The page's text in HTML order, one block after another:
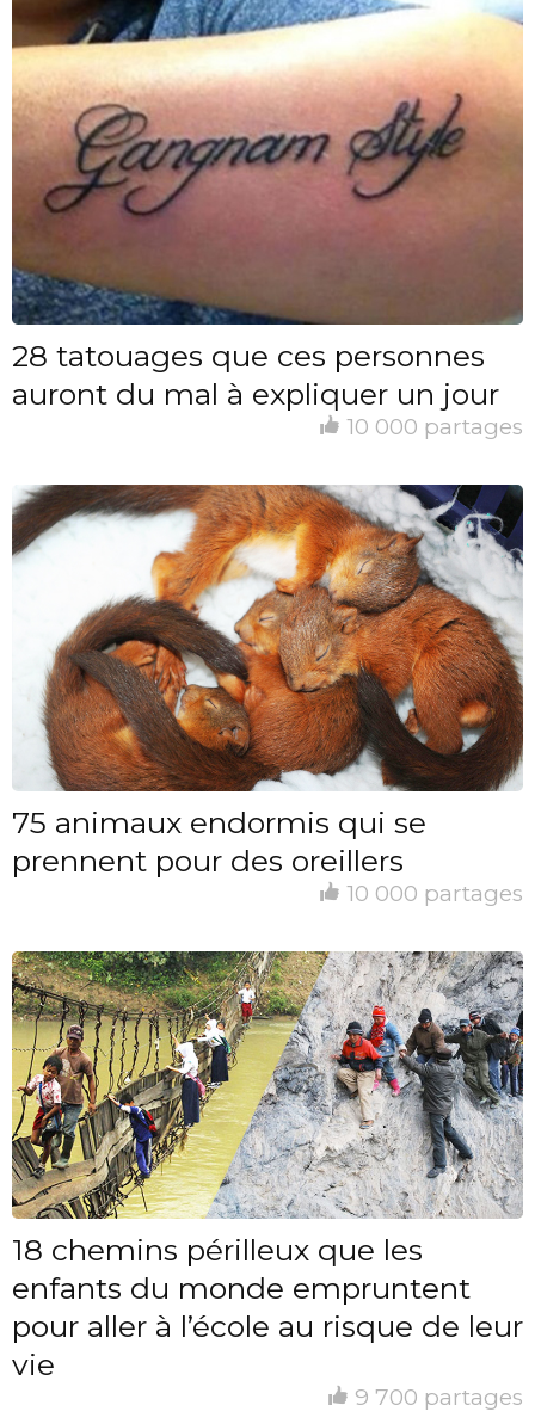
28 tatouages que ces personnes
auront du mal à expliquer un jour
10 000 partages
75 animaux endormis qui se
prennent pour des oreillers
10 000 partages
18 chemins périlleux que les
enfants du monde empruntent
pour aller à l’école au risque de leur
vie
9 700 partages